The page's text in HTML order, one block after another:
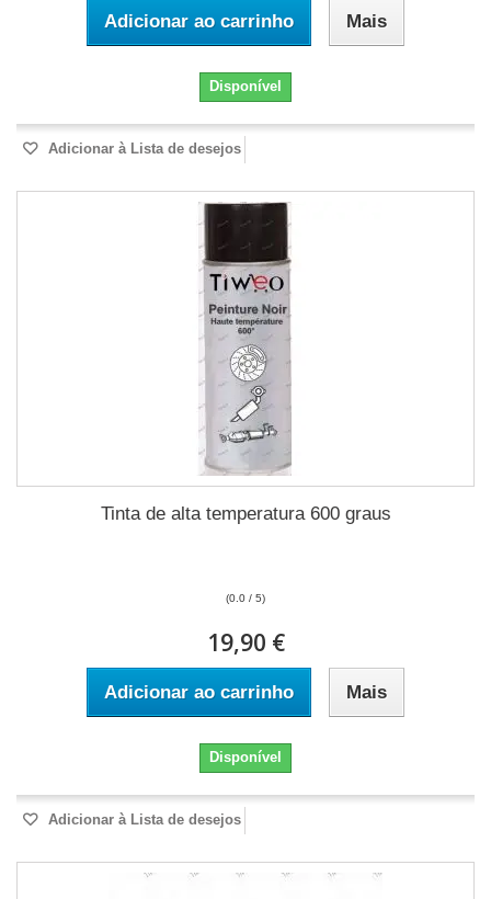
Adicionar ao carrinho Mais
Disponível
Adicionar à Lista de desejos
Tinta de alta temperatura 600 graus
(0.0 / 5)
19,90 €
Adicionar ao carrinho Mais
Disponível
Adicionar à Lista de desejos